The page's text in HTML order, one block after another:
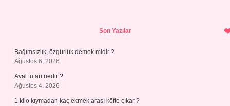
Son Yazılar
Bağımsızlık, özgürlük demek midir ?
Ağustos 6, 2026
Aval tutarı nedir ?
Ağustos 4, 2026
1 kilo kıymadan kaç ekmek arası köfte çıkar ?